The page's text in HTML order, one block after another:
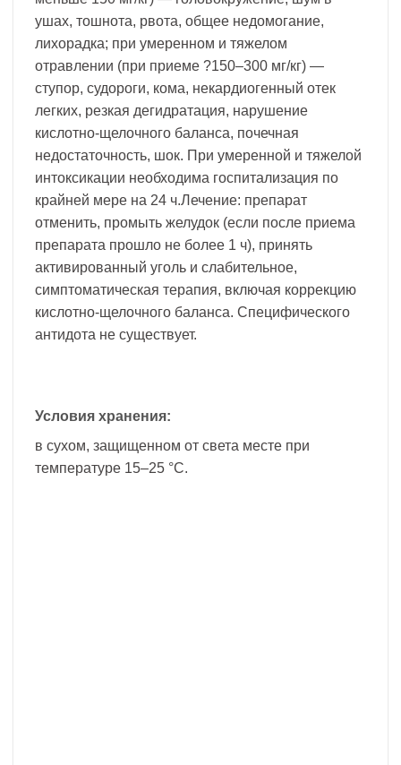
ушах, тошнота, рвота, общее недомогание,
лихорадка; при умеренном и тяжелом
отравлении (при приеме ?150–300 мг/кг) —
ступор, судороги, кома, некардиогенный отек
легких, резкая дегидратация, нарушение
кислотно-щелочного баланса, почечная
недостаточность, шок. При умеренной и тяжелой
интоксикации необходима госпитализация по
крайней мере на 24 ч.Лечение: препарат
отменить, промыть желудок (если после приема
препарата прошло не более 1 ч), принять
активированный уголь и слабительное,
симптоматическая терапия, включая коррекцию
кислотно-щелочного баланса. Специфического
антидота не существует.
Условия хранения:
в сухом, защищенном от света месте при
температуре 15–25 °С.